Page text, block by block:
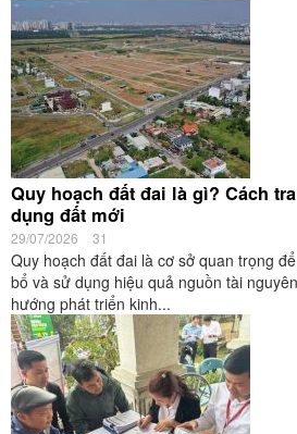
Quy hoạch đất đai là gì? Cách
dụng đất mới
29/07/2026 31
Quy hoạch đất đai là cơ sở quan trọng
bổ và sử dụng hiệu quả nguồn tài
hướng phát triển kinh...